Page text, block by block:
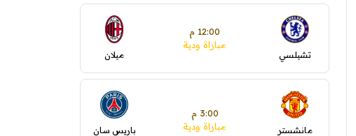
تشيلسي
12:00 م
مباراة ودية
ميلان
مانشستر
3:00 م
مباراة ودية
باريس سان